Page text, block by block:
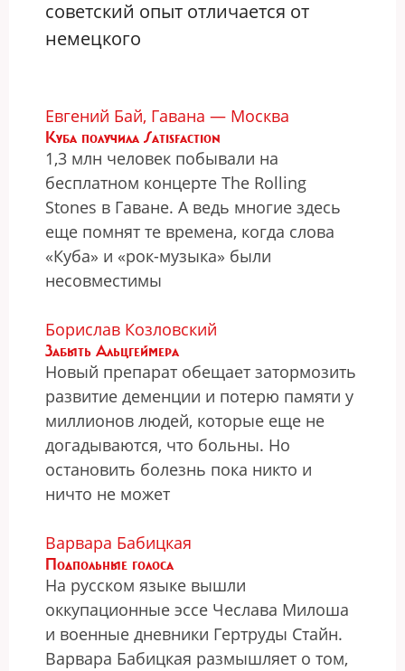
советский опыт отличается от
немецкого
Евгений Бай, Гавана — Москва
Куба получила Satisfaction
1,3 млн человек побывали на
бесплатном концерте The Rolling
Stones в Гаване. А ведь многие здесь
еще помнят те времена, когда слова
«Куба» и «рок-музыка» были
несовместимы
Борислав Козловский
Забыть Альцгеймера
Новый препарат обещает затормозить
развитие деменции и потерю памяти у
миллионов людей, которые еще не
догадываются, что больны. Но
остановить болезнь пока никто и
ничто не может
Варвара Бабицкая
Подпольные голоса
На русском языке вышли
оккупационные эссе Чеслава Милоша
и военные дневники Гертруды Стайн.
Варвара Бабицкая размышляет о том,